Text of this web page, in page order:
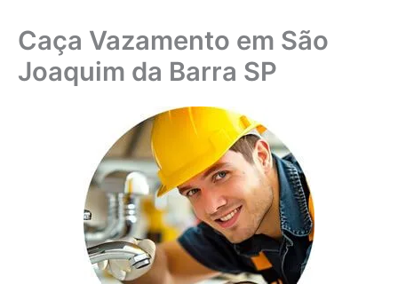
Caça Vazamento em São
Joaquim da Barra SP